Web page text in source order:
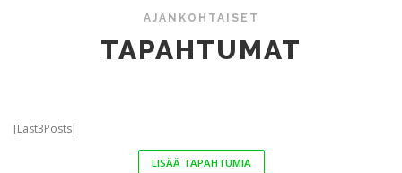
AJANKOHTAISET
TAPAHTUMAT
[Last3Posts]
LISÄÄ TAPAHTUMIA